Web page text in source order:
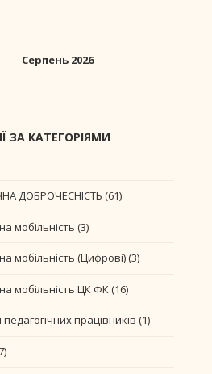
Серпень 2026
ЗА КАТЕГОРІЯМИ
ДОБРОЧЕСНІСТЬ (61)
мобільність (3)
мобільність (Цифрові)(3)
мобільність ЦК ФК(16)
педагогічних працівників (1)